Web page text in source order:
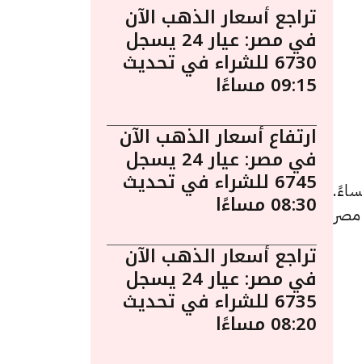
الذهب اليوم في مصر ليوم الجمعة 27 مارس الساعة 2:55 مساءً.
تراجع أسعار الذهب الآن
في مصر: عيار 24 يسجل
6730 للشراء في تحديث
09:15 مساءًا
ارتفاع أسعار الذهب الآن
في مصر: عيار 24 يسجل
6745 للشراء في تحديث
08:30 مساءًا
تراجع أسعار الذهب الآن
في مصر: عيار 24 يسجل
6735 للشراء في تحديث
08:20 مساءًا